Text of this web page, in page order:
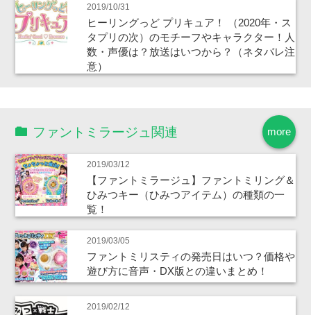
2019/10/31
ヒーリングっど プリキュア！ （2020年・ス
タプリの次）のモチーフやキャラクター！人
数・声優は？放送はいつから？（ネタバレ注
意）
more
ファントミラージュ関連
2019/03/12
【ファントミラージュ】ファントミリング＆
ひみつキー（ひみつアイテム）の種類の一
覧！
2019/03/05
ファントミリスティの発売日はいつ？価格や
遊び方に音声・DX版との違いまとめ！
2019/02/12